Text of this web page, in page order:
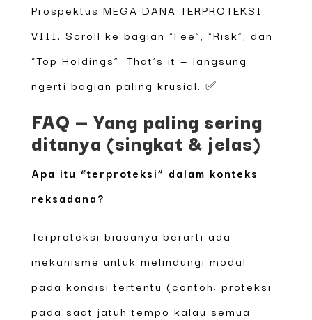
Prospektus MEGA DANA TERPROTEKSI
VIII. Scroll ke bagian “Fee”, “Risk”, dan
“Top Holdings”. That’s it — langsung
ngerti bagian paling krusial. ✅
FAQ — Yang paling sering
ditanya (singkat & jelas)
Apa itu “terproteksi” dalam konteks
reksadana?
Terproteksi biasanya berarti ada
mekanisme untuk melindungi modal
pada kondisi tertentu (contoh: proteksi
pada saat jatuh tempo kalau semua